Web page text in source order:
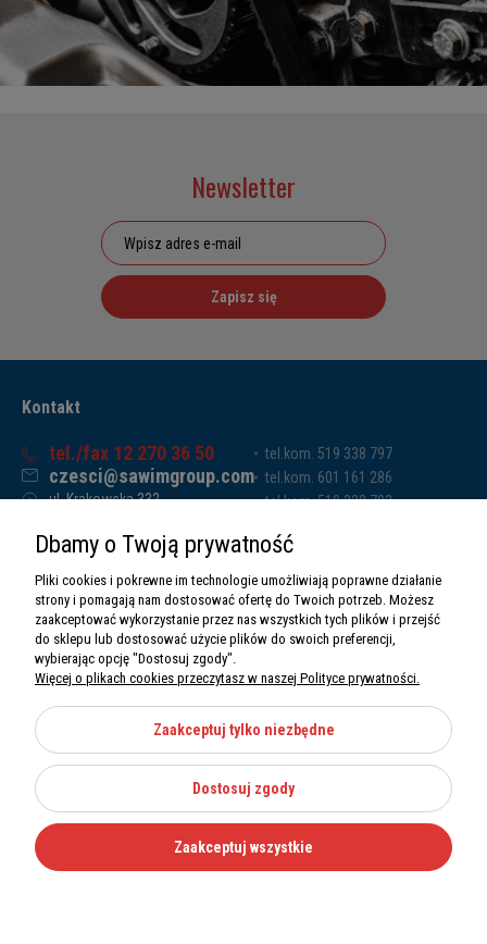
Newsletter
Zapisz się
Kontakt
tel./fax 12 270 36 50
czesci@sawimgroup.com
ul. Krakowska 332,
Sawim Group Mariusz Zdyb sp. k.
NIP: 5130284470
REGON: 5246591010
tel.kom. 519 338 797
tel.kom. 601 161 286
tel.kom. 519 338 793
O nas
Informacje
Moje konto
Kategorie
Dbamy o Twoją prywatność
Pliki cookies i pokrewne im technologie umożliwiają poprawne działanie
strony i pomagają nam dostosować ofertę do Twoich potrzeb. Możesz
zaakceptować wykorzystanie przez nas wszystkich tych plików i przejść
do sklepu lub dostosować użycie plików do swoich preferencji,
wybierając opcję "Dostosuj zgody".
Więcej o plikach cookies przeczytasz w naszej Polityce prywatności.
Zaakceptuj tylko niezbędne
Dostosuj zgody
Zaakceptuj wszystkie